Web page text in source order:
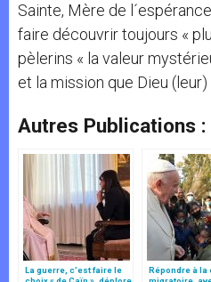
Sainte, Mère de
faire découvrir toujours «
pèlerins « la valeur
et la mission que Dieu (leur)
Autres Publications :
La guerre, c’est faire le
Répondre à la